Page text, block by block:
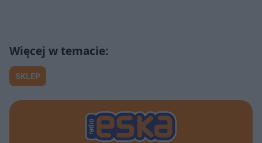
SKLEP